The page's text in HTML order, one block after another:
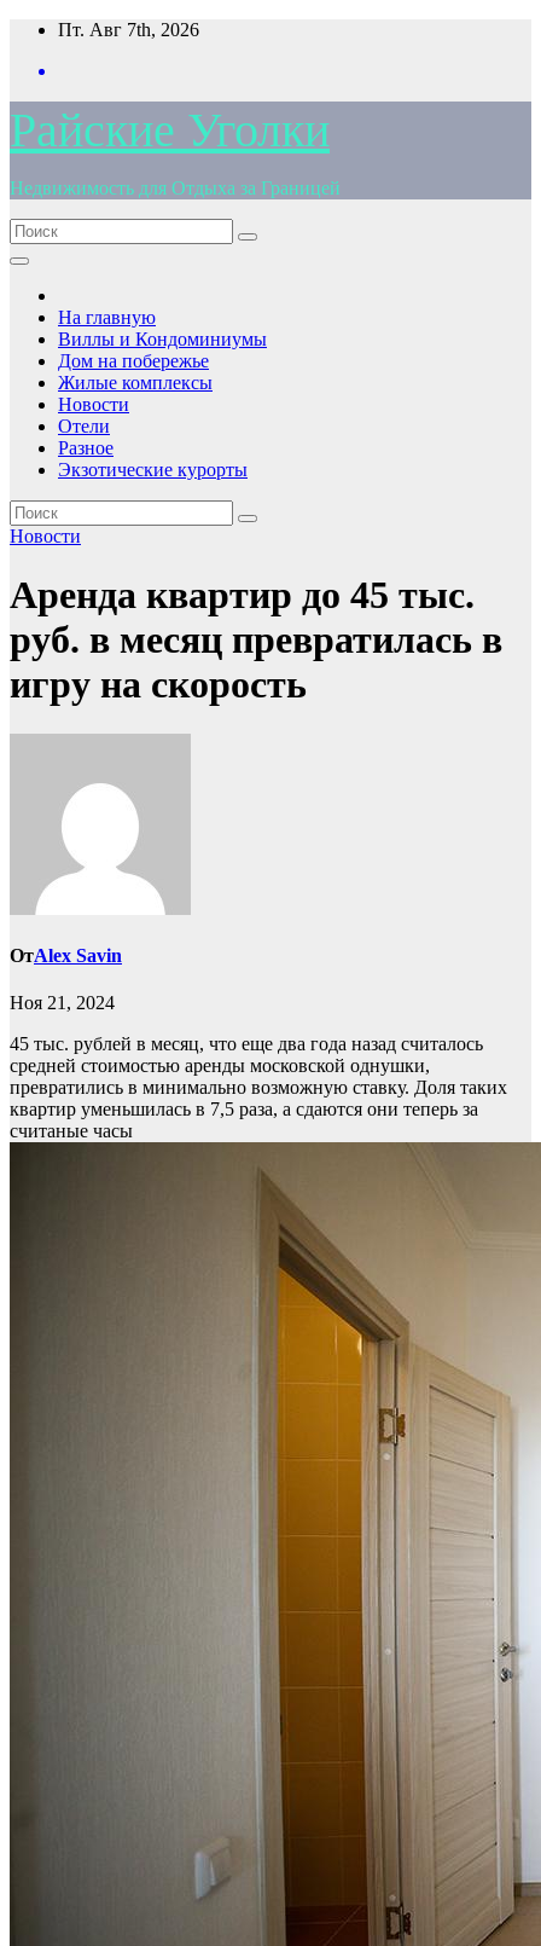
Перейти
содержимому
Пт. Авг 7th, 2026
Райские Уголки
Недвижимость для Отдыха за Границей
На главную
Виллы и Кондоминиумы
Дом на побережье
Жилые комплексы
Новости
Отели
Разное
Экзотические курорты
Новости
Аренда квартир до 45 тыс.
руб. в месяц превратилась в
игру на скорость
ОтAlex Savin
Ноя 21, 2024
45 тыс. рублей в месяц, что еще два года назад считалось
средней стоимостью аренды московской однушки,
превратились в минимально возможную ставку. Доля таких
квартир уменьшилась в 7,5 раза, а сдаются они теперь за
считаные часы